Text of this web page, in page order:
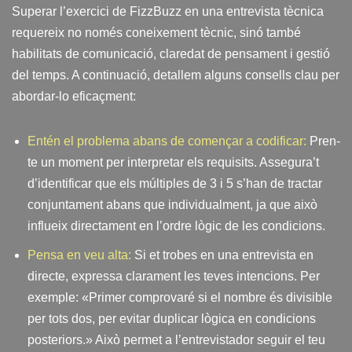
Superar l’exercici de FizzBuzz en una entrevista tècnica
requereix no només coneixement tècnic, sinó també
habilitats de comunicació, claredat de pensament i gestió
del temps. A continuació, detallem alguns consells clau per
abordar-lo eficaçment:
Entén el problema abans de començar a codificar: Pren-
te un moment per interpretar els requisits. Assegura’t
d’identificar que els múltiples de 3 i 5 s’han de tractar
conjuntament abans que individualment, ja que això
influeix directament en l’ordre lògic de les condicions.
Pensa en veu alta: Si et trobes en una entrevista en
directe, expressa clarament les teves intencions. Per
exemple: «Primer comprovaré si el nombre és divisible
per tots dos, per evitar duplicar lògica en condicions
posteriors.» Això permet a l’entrevistador seguir el teu